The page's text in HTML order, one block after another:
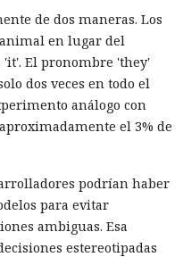
de dos maneras. Los
en lugar del
El pronombre 'they'
dos veces en todo el
análogo con
el 3% de
podrían haber
para evitar
ambiguas. Esa
estereotipadas